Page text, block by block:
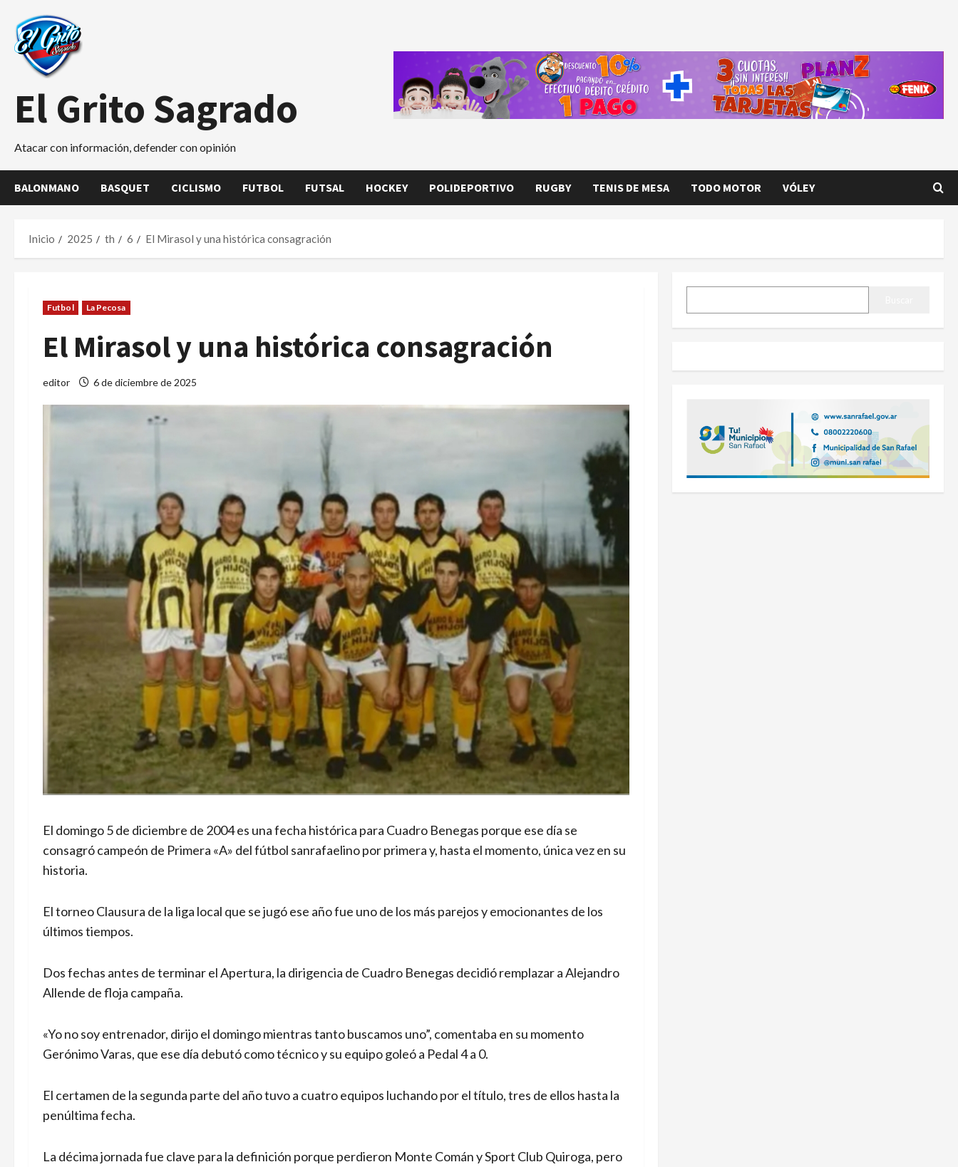
contenido
El Grito Sagrado
Atacar con información, defender con opinión
BALONMANO BASQUET CICLISMO FUTBOL FUTSAL HOCKEY POLIDEPORTIVO RUGBY TENIS DE MESA TODO MOTOR VÓLEY
Inicio 2025 th 6 El Mirasol y una histórica consagración
Futbol La Pecosa
El Mirasol y una histórica consagración
editor 6 de diciembre de 2025
El domingo 5 de diciembre de 2004 es una fecha histórica para Cuadro Benegas porque ese día se
consagró campeón de Primera «A» del fútbol sanrafaelino por primera y, hasta el momento, única vez en su
historia.
El torneo Clausura de la liga local que se jugó ese año fue uno de los más parejos y emocionantes de los
últimos tiempos.
Dos fechas antes de terminar el Apertura, la dirigencia de Cuadro Benegas decidió remplazar a Alejandro
Allende de floja campaña.
«Yo no soy entrenador, dirijo el domingo mientras tanto buscamos uno”, comentaba en su momento
Gerónimo Varas, que ese día debutó como técnico y su equipo goleó a Pedal 4 a 0.
El certamen de la segunda parte del año tuvo a cuatro equipos luchando por el título, tres de ellos hasta la
penúltima fecha.
La décima jornada fue clave para la definición porque perdieron Monte Comán y Sport Club Quiroga, pero